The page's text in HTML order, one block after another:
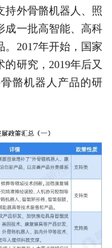
持外骨骼机器人、照
成一批高智能、高科
2017年开始，国家
研究，2019年后又
骼机器人产品的研